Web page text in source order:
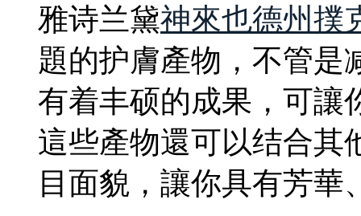
雅诗兰黛神來也德州撲
題的护膚產物，不管是
有着丰硕的成果，可讓
這些產物還可以结合其
目面貌，讓你具有芳華